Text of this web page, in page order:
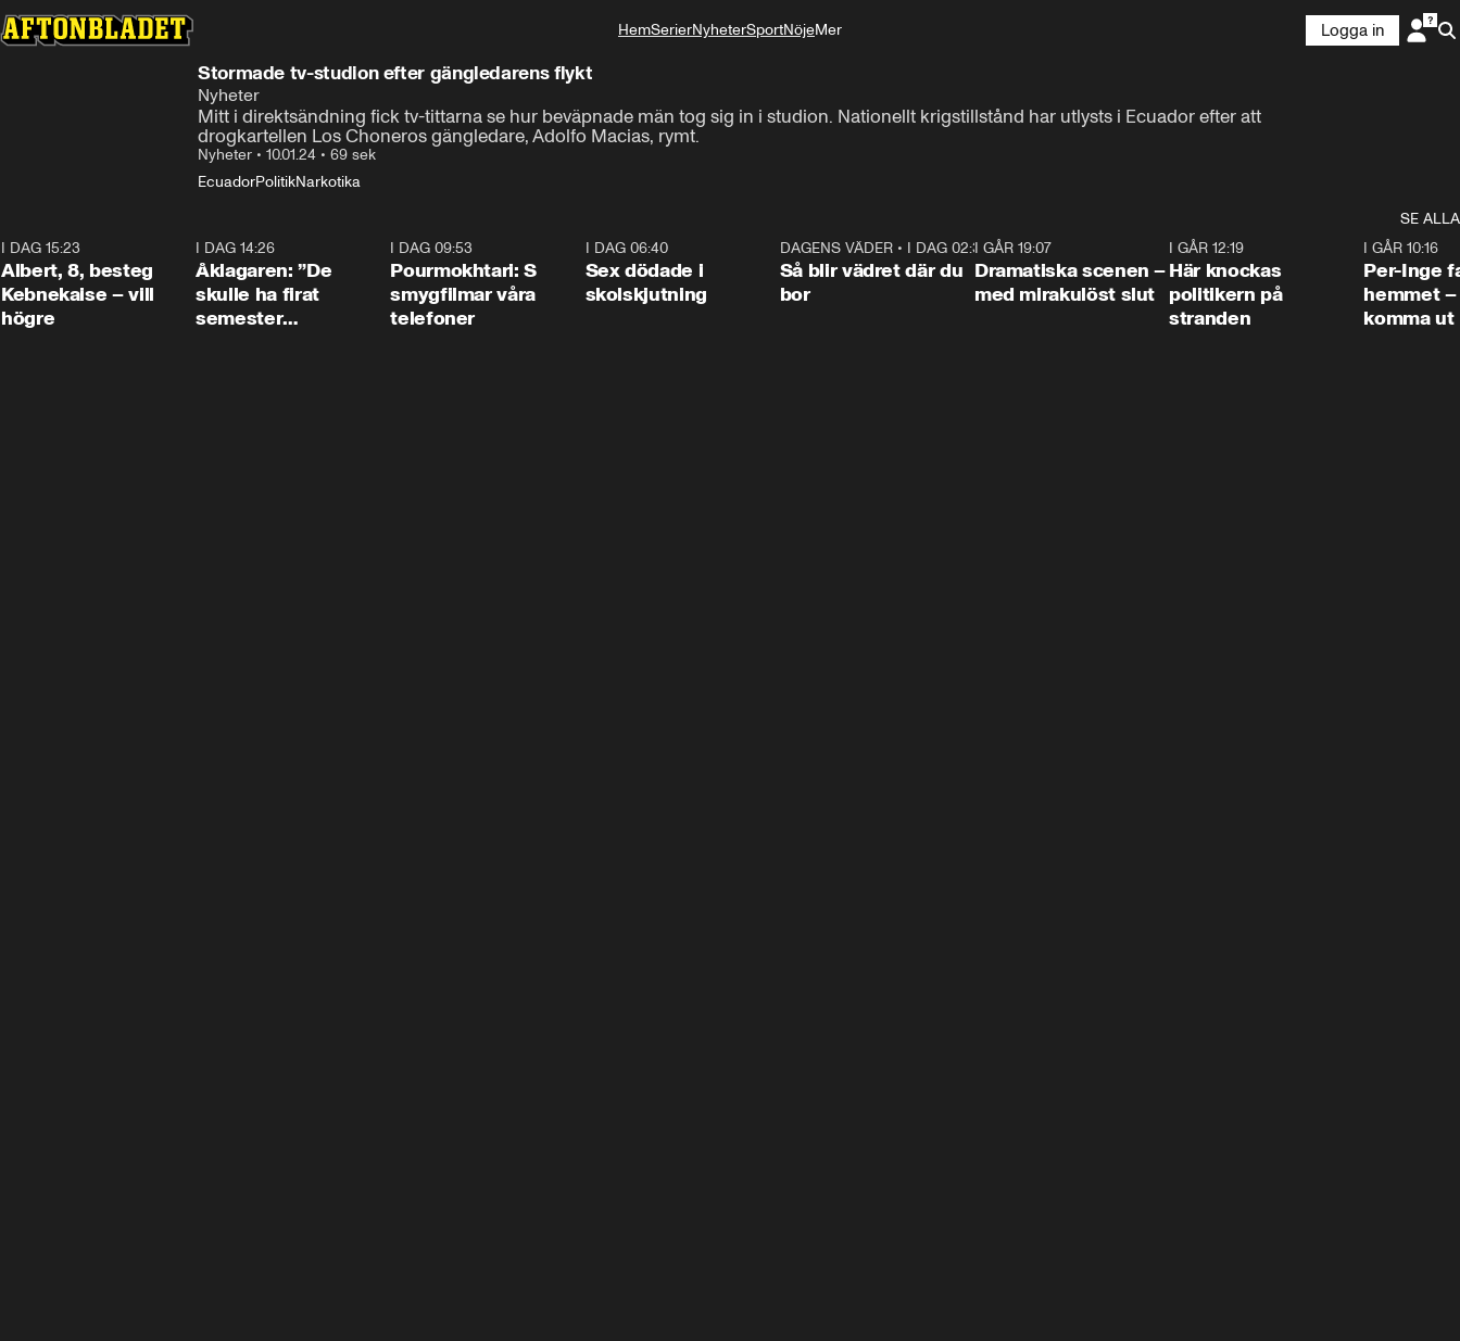
HemSerierNyheterSportNöjeMer
Logga in
Stormade tv-studion efter gängledarens flykt
Nyheter
Mitt i direktsändning fick tv-tittarna se hur beväpnade män tog sig in i studion. Nationellt krigstillstånd har utlysts i Ecuador efter att
drogkartellen Los Choneros gängledare, Adolfo Macias, rymt.
Nyheter • 10.01.24 • 69 sek
EcuadorPolitikNarkotika
SE ALLA
I DAG 15:23
Albert, 8, besteg
Kebnekaise – vill
högre
I DAG 14:26
Åklagaren: ”De
skulle ha firat
semester
I DAG 09:53
Pourmokhtari: S
smygfilmar våra
telefoner
I DAG 06:40
Sex dödade i
skolskjutning
1:06
DAGENS VÄDER• I DAG 02:30
Så blir vädret där du
bor
I GÅR 19:07
Dramatiska scenen –
med mirakulöst slut
I GÅR 12:19
Här knockas
politikern på
stranden
I GÅR 10:16
Per-Inge
hemmet
komma ut